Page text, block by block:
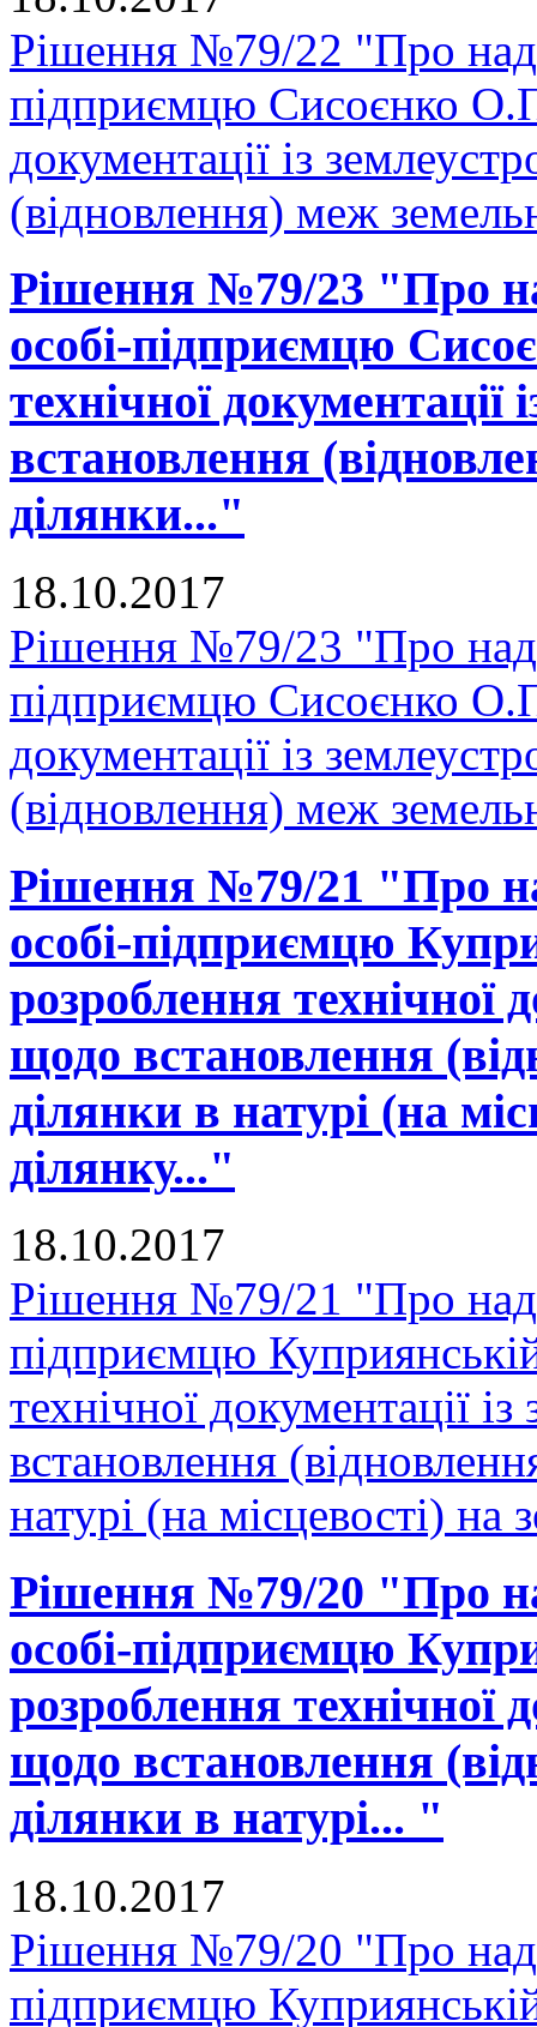
Рішення №79/22 "Про
підприємцю Сисоєнко
документації із
(відновлення) меж
Рішення №79/23 "Про
особі-підприємцю
технічної
встановлення
ділянки..."
18.10.2017
Рішення №79/23 "Про
підприємцю Сисоєнко
документації із
(відновлення) меж
Рішення №79/21 "Про
особі-підприємцю
розроблення технічної
щодо встановлення
ділянки в натурі (на
ділянку..."
18.10.2017
Рішення №79/21 "Про
підприємцю
технічної документації
встановлення
натурі (на місцевості) на
Рішення №79/20 "Про
особі-підприємцю
розроблення технічної
щодо встановлення
ділянки в натурі... "
18.10.2017
Рішення №79/20 "Про
підприємцю